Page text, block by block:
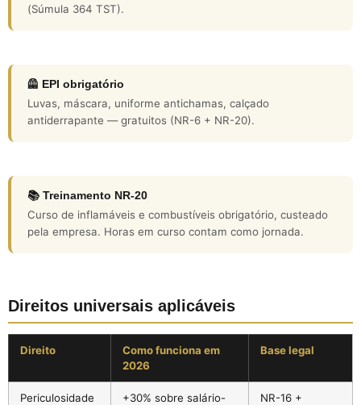
(Súmula 364 TST).
🦺 EPI obrigatório
Luvas, máscara, uniforme antichamas, calçado
antiderrapante — gratuitos (NR-6 + NR-20).
📚 Treinamento NR-20
Curso de inflamáveis e combustíveis obrigatório, custeado
pela empresa. Horas em curso contam como jornada.
Direitos universais aplicáveis
Direito
Como funciona em
2026
Base legal
Periculosidade
+30% sobre salário-
NR-16 +